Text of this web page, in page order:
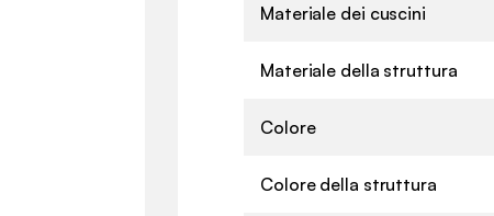
Materiale dei cuscini
Materiale della struttura
Colore
Colore della struttura